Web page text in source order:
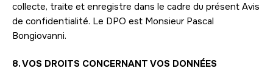
collecte, traite et enregistre dans le cadre du présent Avis
de confidentialité. Le DPO est Monsieur Pascal
Bongiovanni.
8. VOS DROITS CONCERNANT VOS DONNÉES